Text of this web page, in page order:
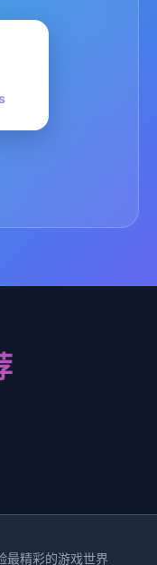
最精彩的游戏世界